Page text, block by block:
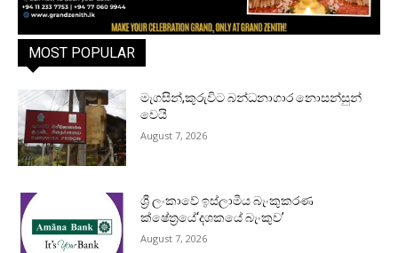
MOST POPULAR
මැගසින්,කුරුවිට බන්ධනාගාර නොසන්සුන්
වෙයි
August 7, 2026
ශ්‍රී ලංකාවේ ඉස්ලාමීය බැංකුකරණ
ක්ෂේත්‍රයේ‘දශකයේ බැංකුව’
August 7, 2026